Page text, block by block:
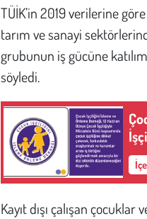
TÜİK’in 2019 verilerine
tarım ve sanayi
grubunun iş gücüne
söyledi.
Kayıt dışı çalışan